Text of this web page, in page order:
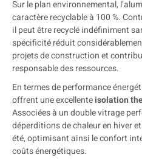
Sur le plan environnemental,
caractère recyclable à 100 %.
il peut être recyclé indéfiniment
spécificité réduit
projets de construction et
responsable des ressources.
En termes de performance
offrent une excellenteisolation
Associées à un double vitrage
déperditions de chaleur en hiver
été, optimisant ainsi le confort
coûts énergétiques.